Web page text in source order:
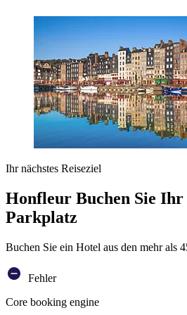
Ihr nächstes Reiseziel
Honfleur Buchen Sie
Parkplatz
Buchen Sie ein Hotel aus den mehr als
Fehler
Core booking engine